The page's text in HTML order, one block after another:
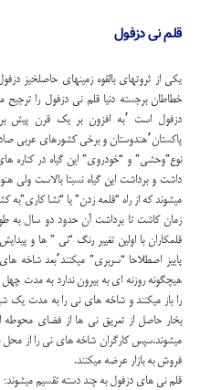
قلم نی دزفول
خطاطان برجسته دنیا قلم نی دزفول را
دزفول است ٬به افزون بر یک
پاکستان٬هندوستان و برخی کشورهای عربی صادر میشده است.
داشت و برداشت این گیاه نسبتا بالاست ولی
میشوند که از راه “قلمه زدن” یا “نشا کاری”به
زمان کاشت تا برداشت آن حدود دو سال به
قلمکاران با اولین تغییر رنگ “نی ” ها و
پاییز اصطلاحا
را باز میکنند و شاخه های نی را به مدت یک
بخار حاصل از تعریق نی ها از فضای محوطه
میشوند.سپس کارگران شاخه های نی را از
فروش به بازار عرضه میکنند.
قلم نی های دزفول به چند دسته تقسیم میشوند: